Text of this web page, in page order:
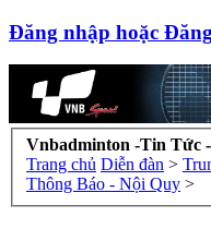
Đăng nhập hoặc
Vnbadminton -Tin Tức
Trang chủ Diễn đàn >
Thông Báo - Nội Quy >